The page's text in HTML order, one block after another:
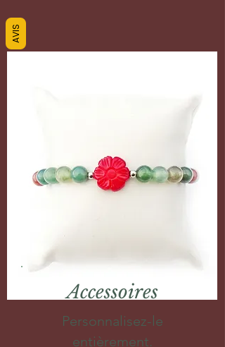
Accessoires
Personnalisez-le
entièrement.
AVIS